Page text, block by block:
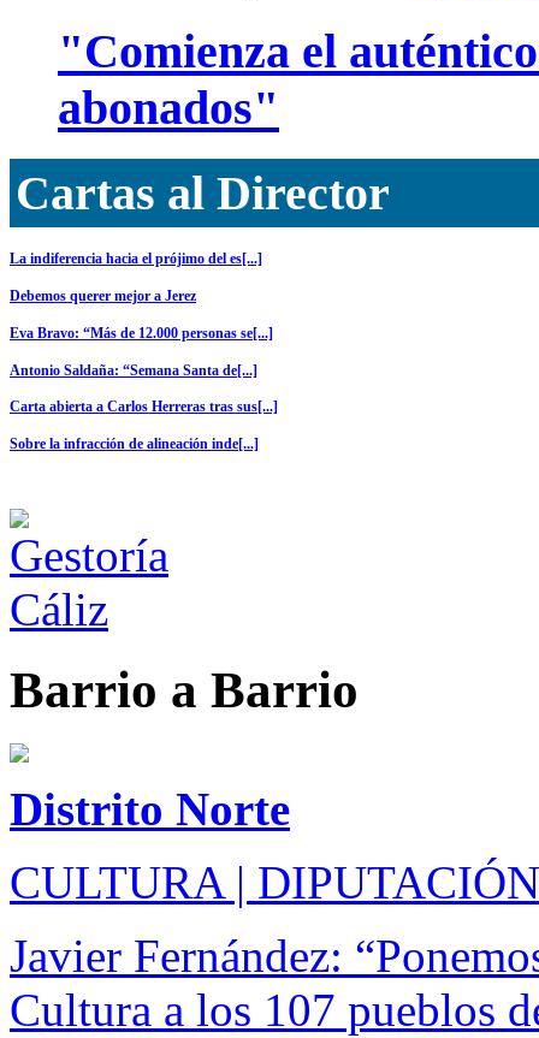
"Comienza el
abonados"
Cartas al Director
La indiferencia hacia el prójimo del es[...]
Debemos querer mejor a Jerez
Eva Bravo: “Más de 12.000 personas se[...]
Antonio Saldaña: “Semana Santa de[...]
Carta abierta a Carlos Herreras tras sus[...]
Sobre la infracción de alineación inde[...]
Barrio a Barrio
Distrito Norte
CULTURA |
Javier Fernández:
Cultura a los 107 pueblos